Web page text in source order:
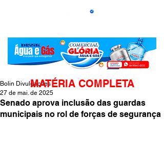
Senado aprova inclusão das guardas
municipais no rol de forças de segurança
Bolin Divulgações
27 de mai. de 2025
MATÉRIA COMPLETA